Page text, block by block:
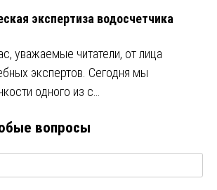
экспертиза водосчетчика
уважаемые читатели, от лица
экспертов. Сегодня мы
одного из с…
вопросы